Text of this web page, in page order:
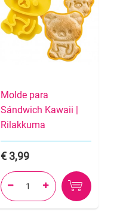
Molde para
Sándwich Kawaii |
Rilakkuma
3,99
 